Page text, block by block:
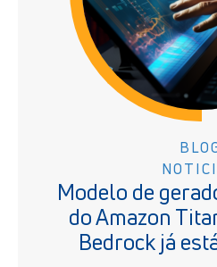
Modelo de
do Amazon
Bedrock já